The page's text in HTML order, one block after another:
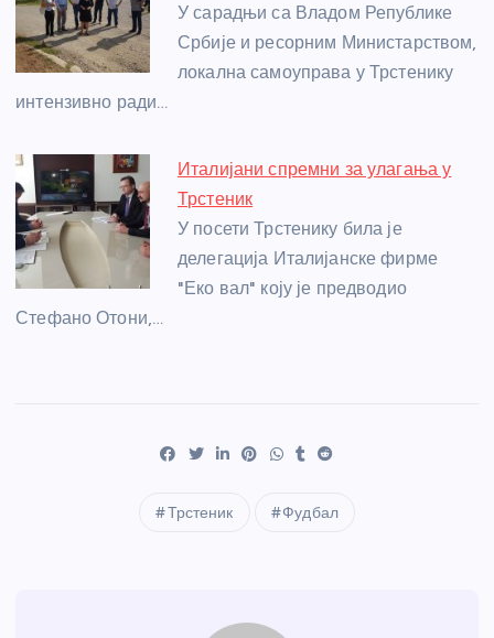
У сарадњи са Владом Републике
Србије и ресорним Министарством,
локална самоуправа у Трстенику
интензивно ради…
Италијани спремни за улагања у
Трстеник
У посети Трстенику била је
делегација Италијанске фирме
"Еко вал" коју је предводио
Стефано Отони,…
Трстеник Фудбал